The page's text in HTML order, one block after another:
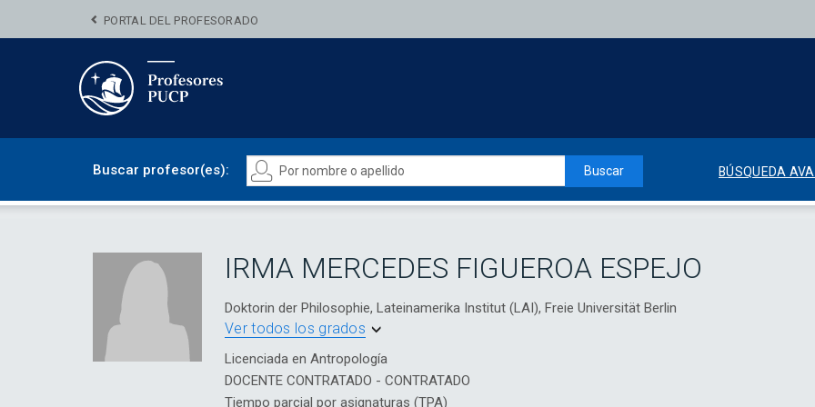
PORTAL DEL PROFESORADO
Buscar profesor(es): Buscar BÚSQUEDA
IRMA MERCEDES FIGUEROA ESPEJO
Doktorin der Philosophie, Lateinamerika Institut (LAI), Freie Universität Berlin
Ver todos los grados
Licenciada en Antropología
DOCENTE CONTRATADO - CONTRATADO
Tiempo parcial por asignaturas (TPA)